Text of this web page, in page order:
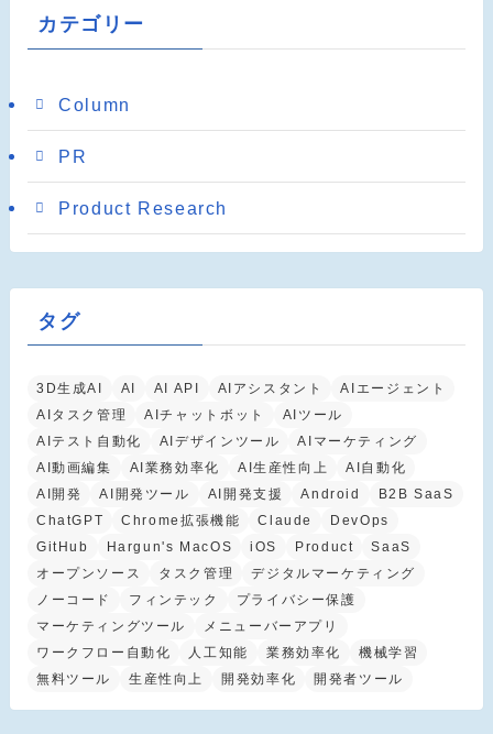
カテゴリー
Column
PR
Product Research
タグ
3D生成AI AI AI API AIアシスタント
AIエージェント
AIタスク管理
AIチャットボット
AIツール
AIテスト自動化
AIデザインツール
AIマーケティング
AI動画編集
AI業務効率化 AI生産性向上
AI自動化
AI開発
AI開発ツール AI開発支援 Android
B2B SaaS
ChatGPT
Chrome拡張機能 Claude
DevOps
GitHub
Hargun's MacOS iOS Product
SaaS
オープンソース
タスク管理
デジタルマーケティング
ノーコード
フィンテック
プライバシー保護
マーケティングツール
メニューバーアプリ
ワークフロー自動化
人工知能 業務効率化
機械学習
無料ツール
生産性向上 開発効率化 開発者ツール